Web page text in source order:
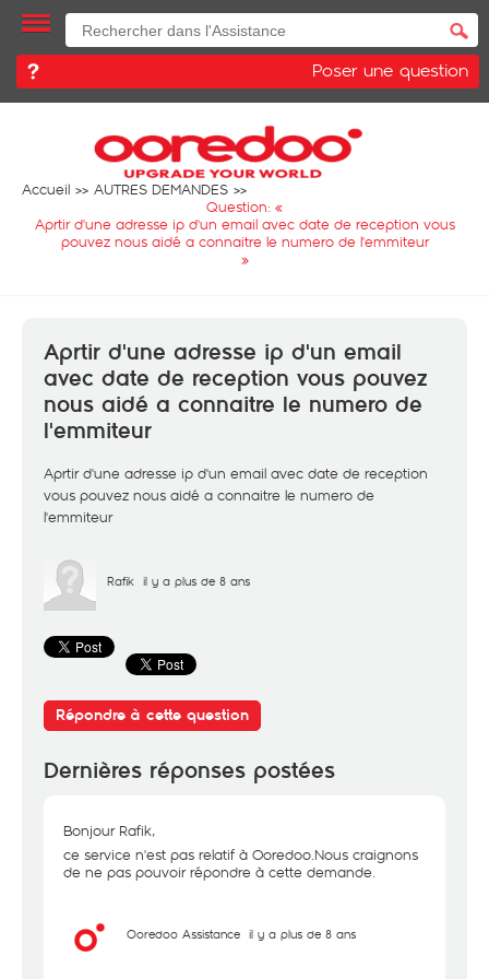
Poser une question
Accueil
AUTRES DEMANDES
Question: «
Aprtir d'une adresse ip d'un email avec date de reception vous
pouvez nous aidé a connaitre le numero de l'emmiteur
»
Aprtir d'une adresse ip d'un email
avec date de reception vous pouvez
nous aidé a connaitre le numero de
l'emmiteur
Aprtir d'une adresse ip d'un email avec date de reception
vous pouvez nous aidé a connaitre le numero de
l'emmiteur
Rafik il y a plus de 8 ans
Répondre à cette question
Dernières réponses postées
Bonjour Rafik,
ce service n'est pas relatif à Ooredoo.Nous craignons
de ne pas pouvoir répondre à cette demande.
Ooredoo Assistance il y a plus de 8 ans